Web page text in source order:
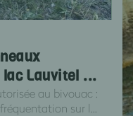
Lauvitel ...
au bivouac :
sur l...